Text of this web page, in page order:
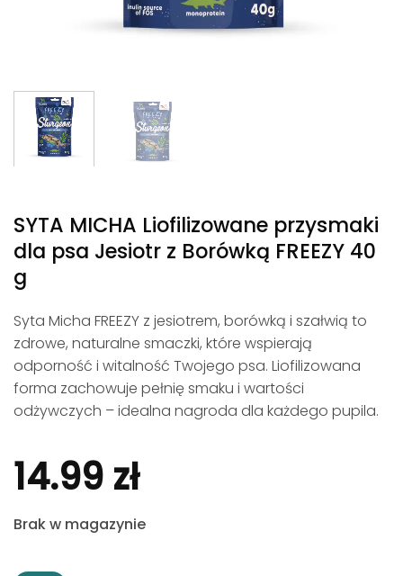
SYTA MICHA Liofilizowane przysmaki
dla psa Jesiotr z Borówką FREEZY 40
g
Syta Micha FREEZY z jesiotrem, borówką i szałwią to
zdrowe, naturalne smaczki, które wspierają
odporność i witalność Twojego psa. Liofilizowana
forma zachowuje pełnię smaku i wartości
odżywczych – idealna nagroda dla każdego pupila.
14.99 zł
Brak w magazynie